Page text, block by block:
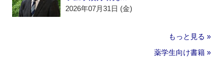
2026年07月31日 (金)
もっと見る »
薬学生向け書籍 »